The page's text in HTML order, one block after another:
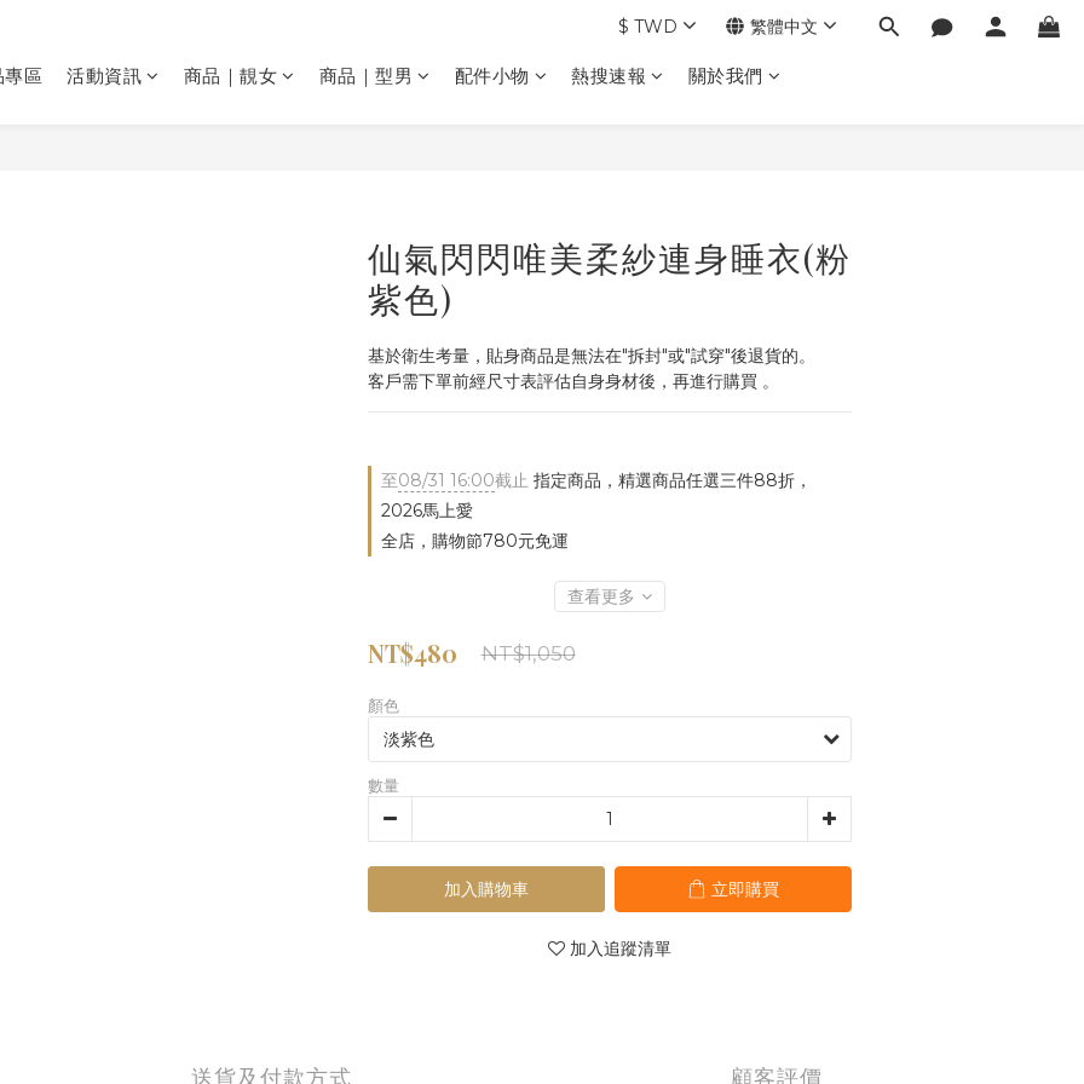
區 活動資訊 商品｜靚女 商品｜型男 配件小物 熱搜速報 關於我們
$ TWD 繁體中文
仙氣閃閃唯美柔紗連身睡衣(粉
紫色)
基於衛生考量，貼身商品是無法在"拆封"或"試穿"後退貨的。
客戶需下單前經尺寸表評估自身身材後，再進行購買 。
至08/31 16:00截止 指定商品，精選商品任選三件88折，
2026馬上愛
全店，購物節780元免運
查看更多
NT$480 NT$1,050
顏色
數量
加入購物車 立即購買
加入追蹤清單
送貨及付款方式 顧客評價